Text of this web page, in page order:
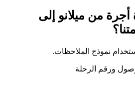
أجرة من ميلانو إلى
نموذج الملاحظات.
ورقم الرحلة